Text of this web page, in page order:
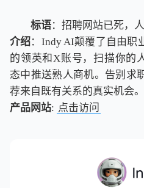
标语：招聘网站已死，
介绍：Indy AI颠覆了自由职
的领英和X账号，扫描你的
态中推送熟人商机。告别求
荐来自既有关系的真实机会。
产品网站: 点击访问